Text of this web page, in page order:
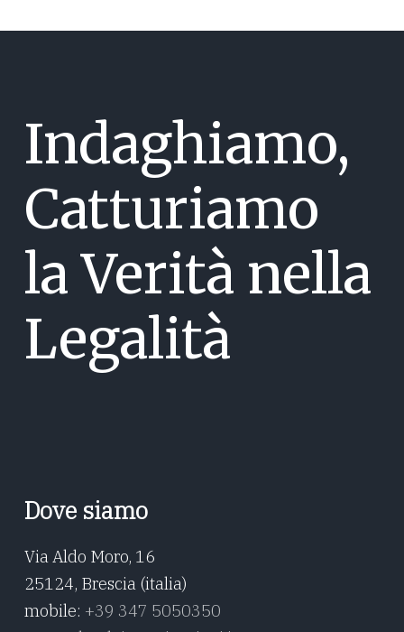
Indaghiamo,
Catturiamo
la Verità nella
Legalità
Dove siamo
Via Aldo Moro, 16
25124, Brescia (italia)
mobile: +39 347 5050350